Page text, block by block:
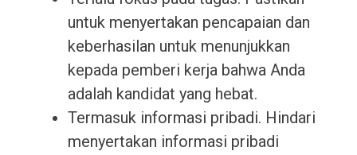
untuk menyertakan pencapaian dan
keberhasilan untuk menunjukkan
kepada pemberi kerja bahwa Anda
adalah kandidat yang hebat.
Termasuk informasi pribadi. Hindari
menyertakan informasi pribadi